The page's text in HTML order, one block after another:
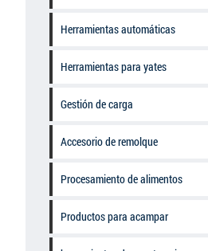
Herramientas automáticas
Herramientas para yates
Gestión de carga
Accesorio de remolque
Procesamiento de alimentos
Productos para acampar